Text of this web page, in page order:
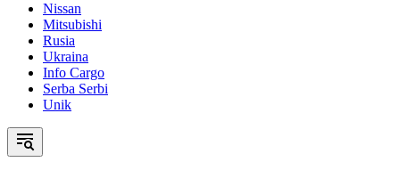
Nissan
Mitsubishi
Rusia
Ukraina
Info Cargo
Serba Serbi
Unik